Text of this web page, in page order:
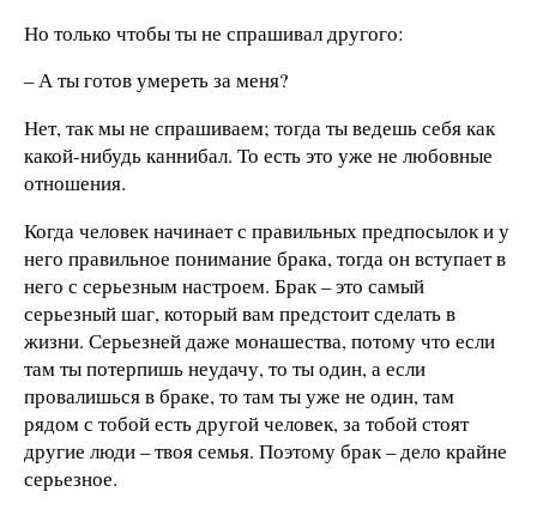
Но только чтобы ты не спрашивал другого:
– А ты готов умереть за меня?
Нет, так мы не спрашиваем; тогда ты ведешь себя как
какой-нибудь каннибал. То есть это уже не любовные
отношения.
Когда человек начинает с правильных предпосылок и у
него правильное понимание брака, тогда он вступает в
него с серьезным настроем. Брак – это самый
серьезный шаг, который вам предстоит сделать в
жизни. Серьезней даже монашества, потому что если
там ты потерпишь неудачу, то ты один, а если
провалишься в браке, то там ты уже не один, там
рядом с тобой есть другой человек, за тобой стоят
другие люди – твоя семья. Поэтому брак – дело крайне
серьезное.